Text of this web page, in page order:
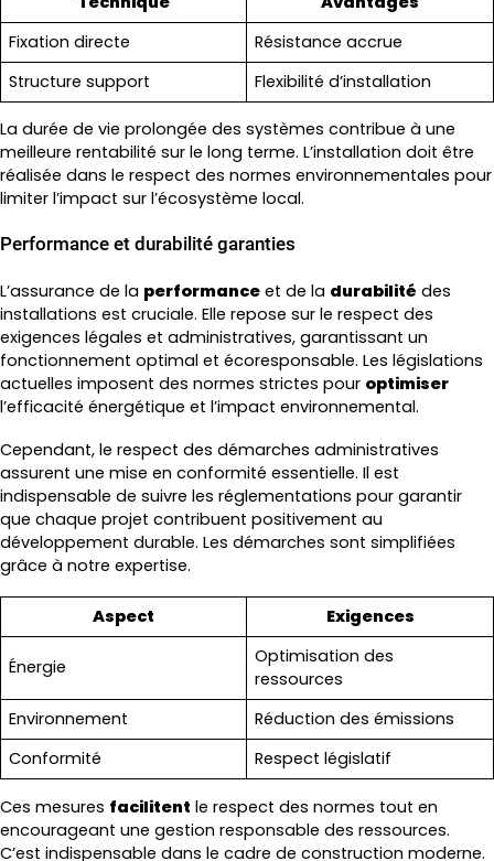
Fixation directe
Résistance accrue
Structure support
Flexibilité d’installation
La durée de vie prolongée des systèmes contribue à une
meilleure rentabilité sur le long terme. L’installation doit être
réalisée dans le respect des normes environnementales pour
limiter l’impact sur l’écosystème local.
Performance et durabilité garanties
L’assurance de la performance et de la durabilité des
installations est cruciale. Elle repose sur le respect des
exigences légales et administratives, garantissant un
fonctionnement optimal et écoresponsable. Les législations
actuelles imposent des normes strictes pour optimiser
l’efficacité énergétique et l’impact environnemental.
Cependant, le respect des démarches administratives
assurent une mise en conformité essentielle. Il est
indispensable de suivre les réglementations pour garantir
que chaque projet contribuent positivement au
développement durable. Les démarches sont simplifiées
grâce à notre expertise.
Aspect Exigences
Énergie
Optimisation des
ressources
Environnement
Réduction des émissions
Conformité
Respect législatif
Ces mesures facilitent le respect des normes tout en
encourageant une gestion responsable des ressources.
C’est indispensable dans le cadre de construction moderne.